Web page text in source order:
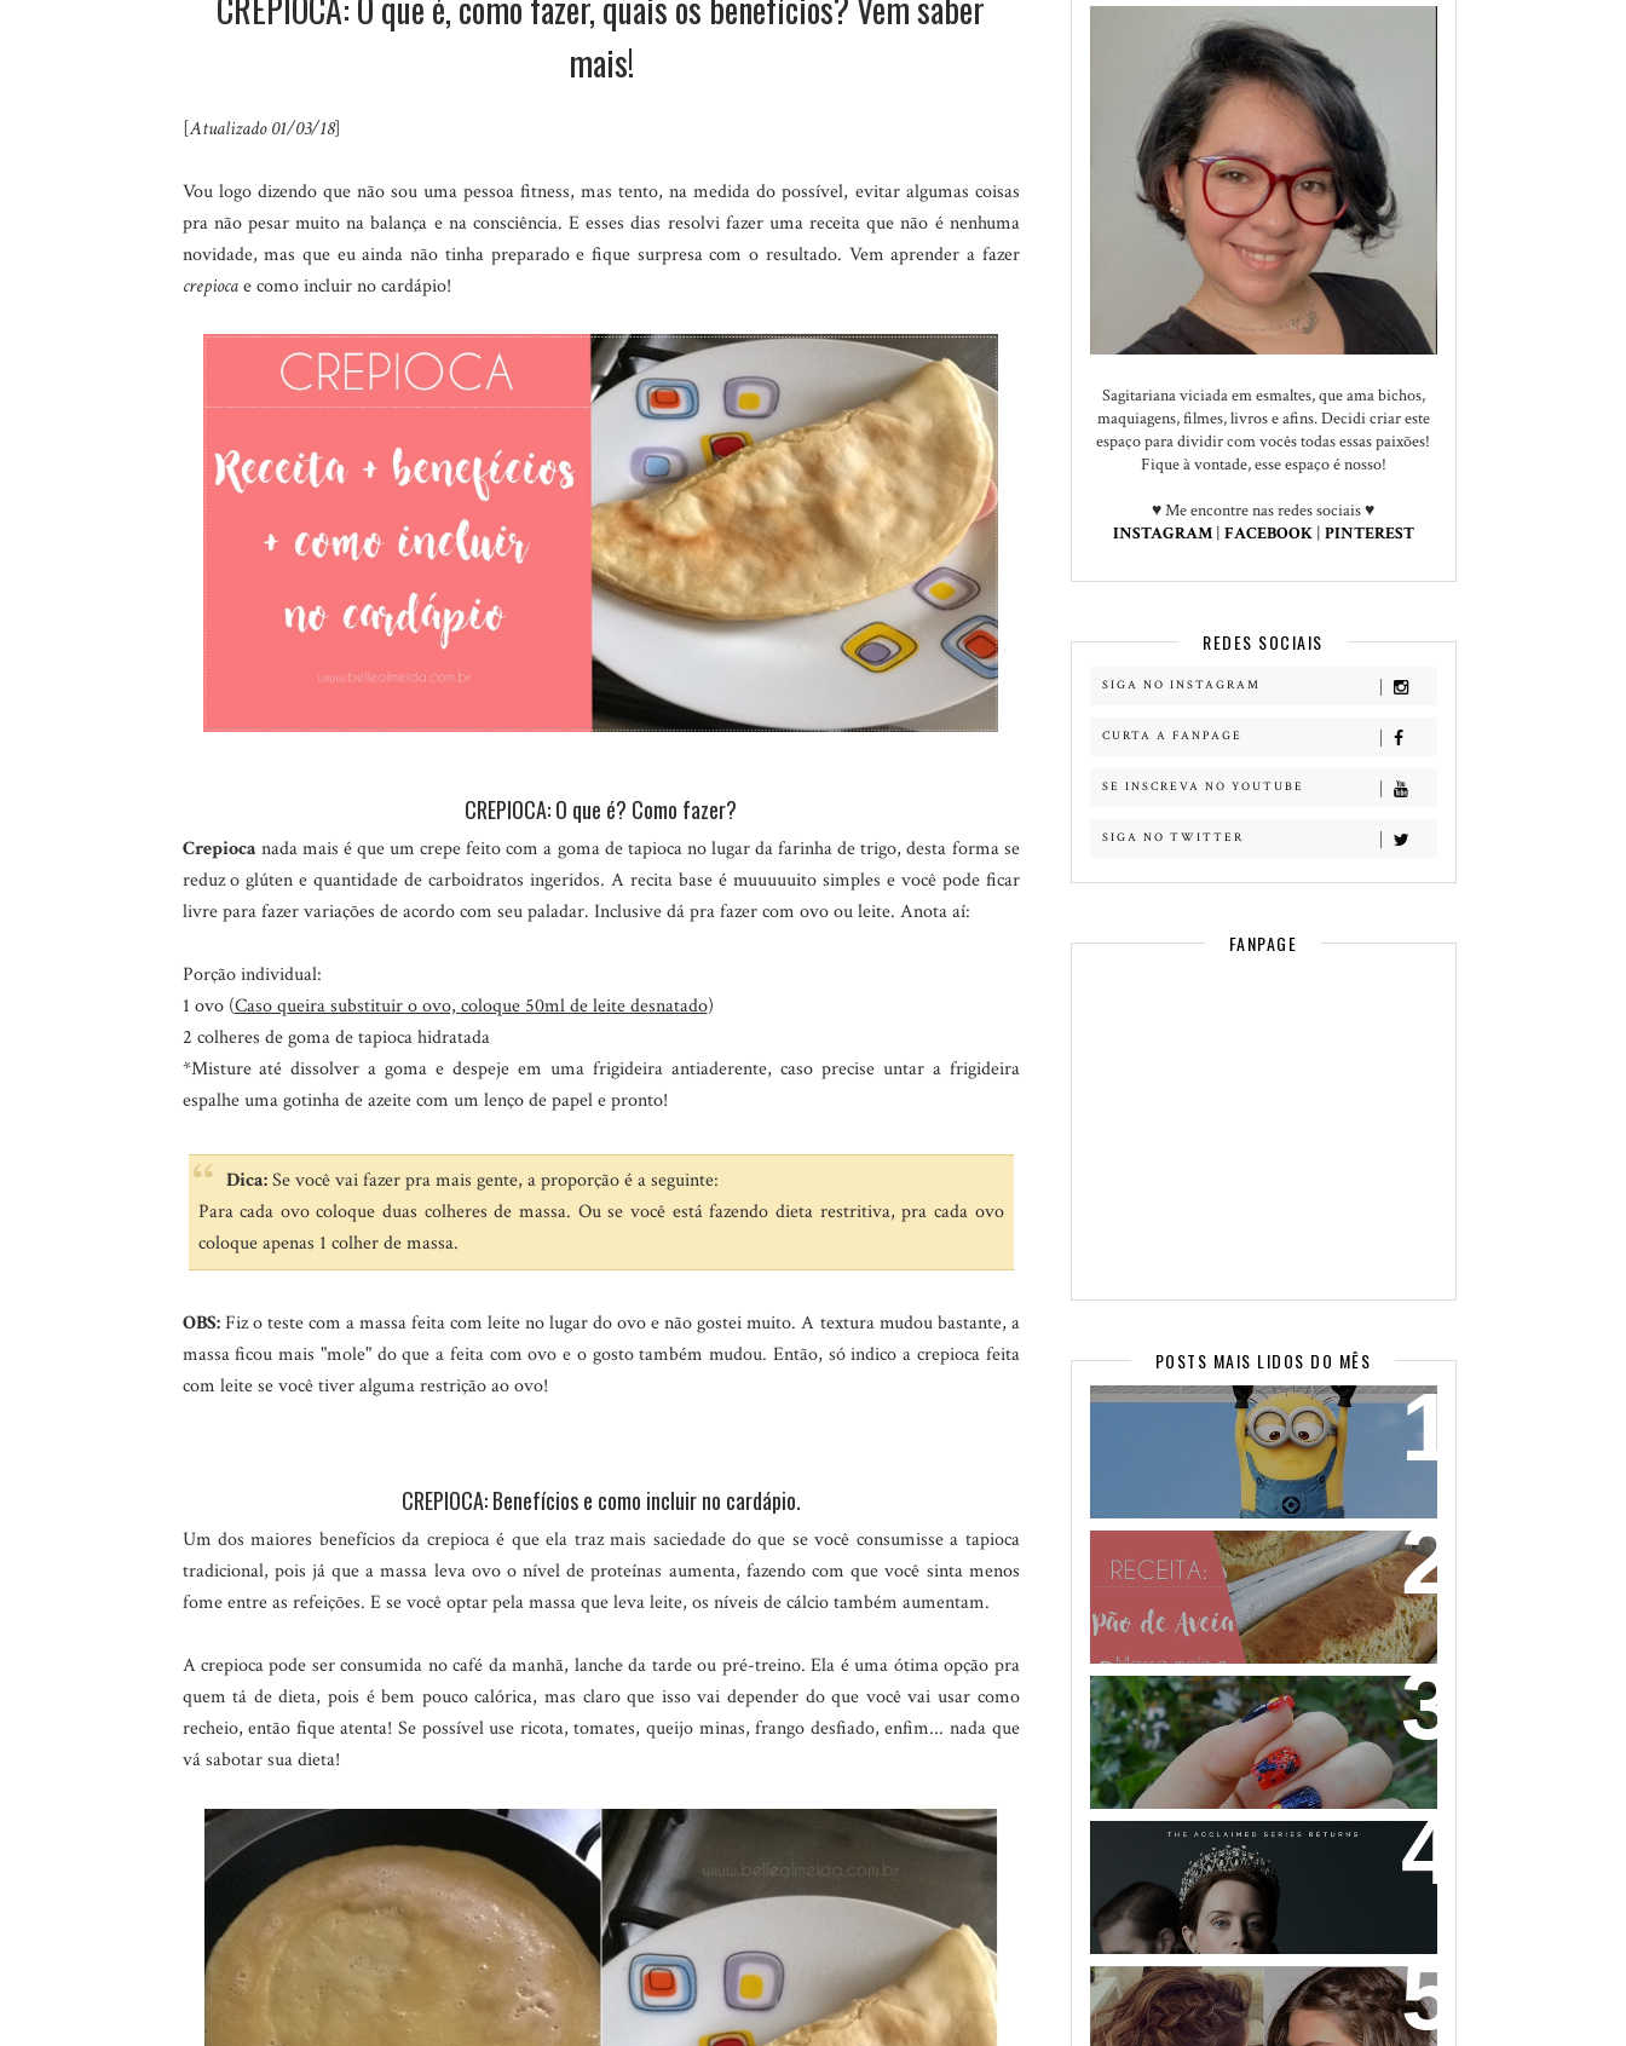
mais!
[Atualizado 01/03/18]
Vou logo dizendo que não sou uma pessoa fitness, mas tento, na medida do possível, evitar algumas coisas
pra não pesar muito na balança e na consciência. E esses dias resolvi fazer uma receita que não é nenhuma
novidade, mas que eu ainda não tinha preparado e fique surpresa com o resultado. Vem aprender a fazer
crepiocae como incluir no cardápio!
CREPIOCA: O que é? Como fazer?
Crepioca nada mais é que um crepe feito com a goma de tapioca no lugar da farinha de trigo, desta forma se
reduz o glúten e quantidade de carboidratos ingeridos. A recita base é muuuuuito simples e você pode ficar
livre para fazer variações de acordo com seu paladar. Inclusive dá pra fazer com ovo ou leite. Anota aí:
Porção individual:
1 ovo (Caso queira substituir o ovo, coloque 50ml de leite desnatado)
2 colheres de goma de tapioca hidratada
*Misture até dissolver a goma e despeje em uma frigideira antiaderente, caso precise untar a frigideira
espalhe uma gotinha de azeite com um lenço de papel e pronto!
Dica:Se você vai fazer pra mais gente, a proporção é a seguinte:
Para cada ovo coloque duas colheres de massa. Ou se você está fazendo dieta restritiva, pra cada ovo
coloque apenas 1 colher de massa.
OBS:Fiz o teste com a massa feita com leite no lugar do ovo e não gostei muito. A textura mudou bastante, a
massa ficou mais "mole" do que a feita com ovo e o gosto também mudou. Então, só indico a crepioca feita
com leite se você tiver alguma restrição ao ovo!
CREPIOCA: Benefícios e como incluir no cardápio.
Um dos maiores benefícios da crepioca é que ela traz mais saciedade do que se você consumisse a tapioca
tradicional, pois já que a massa leva ovo o nível de proteínas aumenta, fazendo com que você sinta menos
fome entre as refeições. E se você optar pela massa que leva leite, os níveis de cálcio também aumentam.
A crepioca pode ser consumida no café da manhã, lanche da tarde ou pré-treino. Ela é uma ótima opção pra
quem tá de dieta, pois é bem pouco calórica, mas claro que isso vai depender do que você vai usar como
recheio, então fique atenta! Se possível use ricota, tomates, queijo minas, frango desfiado, enfim... nada que
vá sabotar sua dieta!
Sagitariana viciada em esmaltes, que ama bichos,
maquiagens, filmes, livros e afins. Decidi criar este
espaço para dividir com vocês todas essas paixões!
Fique à vontade, esse espaço é nosso!
♥ Me encontre nas redes sociais ♥
INSTAGRAM | FACEBOOK | PINTEREST
REDES SOCIAIS
SIGA NO INSTAGRAM
CURTA A FANPAGE
SE INSCREVA NO YOUTUBE
SIGA NO TWITTER
FANPAGE
POSTS MAIS LIDOS DO MÊS
WALLPAPERS SUPER FOFOS PARA
SEU CELULAR! (PARTE 2)
PÃO DE AVEIA FEITO COM MASSA
MOLE - NÃO PRECISA SOVAR! VEM
APRENDER!
NAIL ART MICKEY MOUSE
THE CROWN: A HISTÓRIA DA
REALEZA BRITÂNICA COMO VOCÊ
NUNCA VIU!
32 INSPIRAÇÕES DE PENTEADOS
PARA CABELOS CURTOS